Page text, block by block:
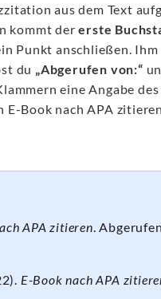
aus dem Text
kommt dererste
Punkt anschließen.
du „Abgerufen von:“
eine Angabe
E-Book nach APA
APA zitieren.
E-Book nach APA